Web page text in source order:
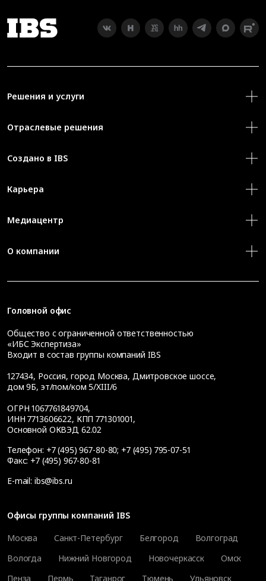
Решения и услуги
Отраслевые решения
Создано в IBS
Карьера
Медиацентр
О компании
Головной офис
Общество с ограниченной ответственностью
«ИБС Экспертиза»
Входит в состав группы компаний IBS
127434, Россия, город Москва, Дмитровское шоссе,
дом 9Б, эт/пом/ком 5/XIII/6
ОГРН 1067761849704,
ИНН 7713606622, КПП 771301001,
Основной ОКВЭД 62.02
Телефон: +7 (495) 967-80-80; +7 (495) 795-07-51
Факс: +7 (495) 967-80-81
E-mail: ibs@ibs.ru
Офисы группы компаний IBS
Москва
Санкт-Петербург Белгород
Волгоград
Вологда
Нижний Новгород Новочеркасск
Омск
Пенза
Пермь Таганрог Тюмень
Ульяновск